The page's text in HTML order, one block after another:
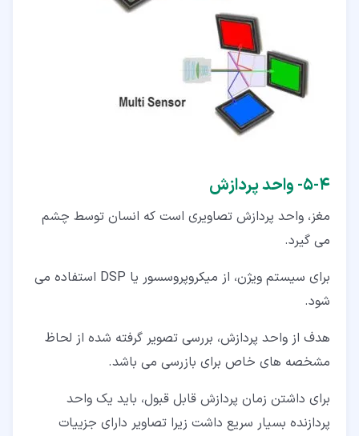
۴‏-‏۵‏- واحد پردازش
مغز، واحد پردازش تصاویری است که انسان توسط چشم
می گیرد.
برای سیستم ویژن، از میکروپروسسور یا DSP استفاده می
شود.
هدف از واحد پردازش، بررسی تصویر گرفته شده از لحاظ
مشخصه های خاص برای بازرسی می باشد.
برای داشتن زمان پردازش قابل قبول، باید یک واحد
پردازنده بسیار سریع داشت زیرا تصاویر دارای جزییات